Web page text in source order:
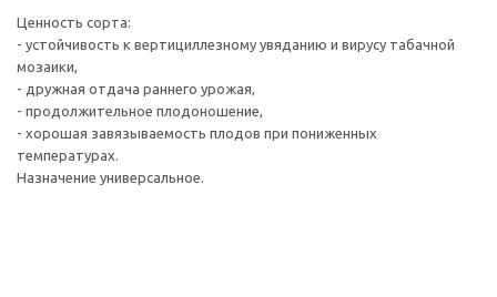
Ценность сорта:
- устойчивость к вертициллезному увяданию и вирусу табачной
мозаики,
- дружная отдача раннего урожая,
- продолжительное плодоношение,
- хорошая завязываемость плодов при пониженных
температурах.
Назначение универсальное.